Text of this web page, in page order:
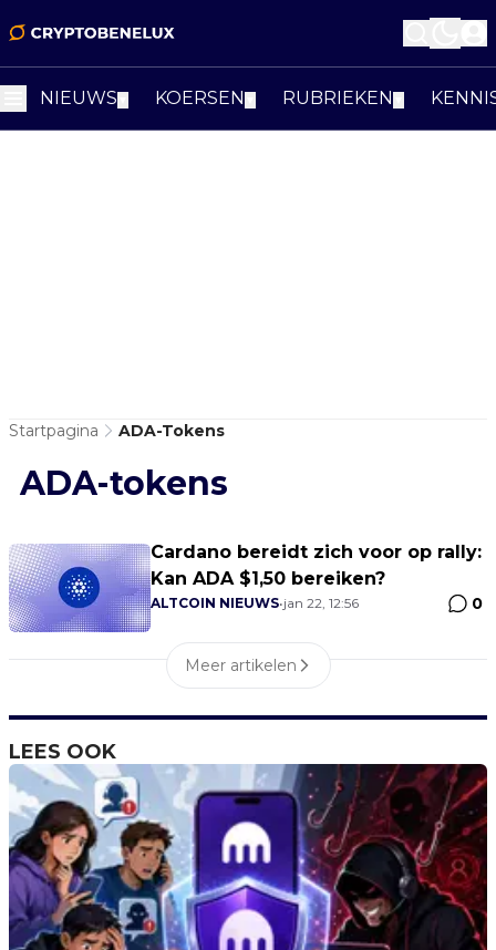
NIEUWS KOERSEN RUBRIEKEN
Startpagina ADA-Tokens
ADA-tokens
Cardano bereidt zich voor op rally:
Kan ADA $1,50 bereiken?
ALTCOIN NIEUWS•jan 22, 12:56 0
Meer artikelen
LEES OOK